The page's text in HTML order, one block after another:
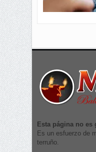
Esta página no es
Es un esfuerzo de
terruño.